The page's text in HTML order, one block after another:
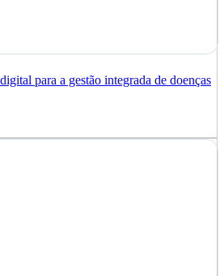
para a gestão integrada de doenças